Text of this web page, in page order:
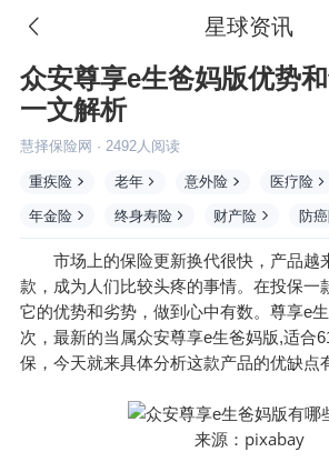
 星球资讯
众安尊享e生爸妈版优势
一文解析
慧择保险网 · 2492人阅读
重疾险 老年 意外险 医疗险
年金险 终身寿险 财产险 防
市场上的保险更新换代很快，产品越
款，成为人们比较头疼的事情。在投保一
它的优势和劣势，做到心中有数。尊享e
次，最新的当属众安尊享e生爸妈版,适合
保，今天就来具体分析这款产品的优缺点
来源： pixabay